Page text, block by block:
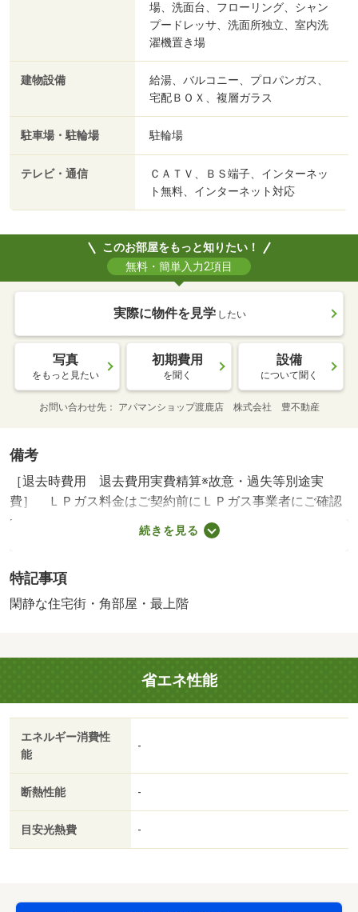
場、洗面台、フローリング、シャン
プードレッサ、洗面所独立、室内洗
濯機置き場
建物設備
給湯、バルコニー、プロパンガス、
宅配ＢＯＸ、複層ガラス
駐車場・駐輪場 駐輪場
テレビ・通信
ＣＡＴＶ、ＢＳ端子、インターネッ
ト無料、インターネット対応
このお部屋をもっと知りたい！
無料・簡単入力2項目
実際に物件を見学 したい
写真
をもっと見たい
初期費用
を聞く
設備
について聞く
お問い合わせ先 アパマンショップ渡鹿店 株式会社 豊不動産
備考
［退去時費用 退去費用実費精算※故意・過失等別途実
費］ ＬＰガス料金はご契約前にＬＰガス事業者にご確認
いただけます。 １年未満の解約には賃料１ヶ月の違約金
が発生します 浄水カートリッジ料金１０００円／月（任
要（機関保証加入必須。 機関保証料は月額賃料等総額の
３．４％＋８００円／月（その他商品あり））・維持費
輪場：有/室内清掃費用 60500円/カードキー発行料 16500
続きを見る
特記事項
閑静な住宅街・角部屋・最上階
省エネ性能
エネルギー消費性
能
-
断熱性能 -
目安光熱費 -